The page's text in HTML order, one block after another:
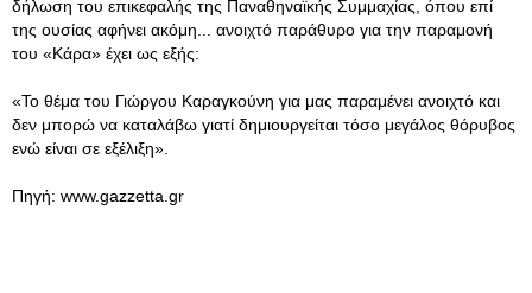
δήλωση του επικεφαλής της Παναθηναϊκής Συμμαχίας, όπου επί
της ουσίας αφήνει ακόμη... ανοιχτό παράθυρο για την παραμονή
του «Κάρα» έχει ως εξής:
«Το θέμα του Γιώργου Καραγκούνη για μας παραμένει ανοιχτό και
δεν μπορώ να καταλάβω γιατί δημιουργείται τόσο μεγάλος θόρυβος
ενώ είναι σε εξέλιξη».
Πηγή: www.gazzetta.gr